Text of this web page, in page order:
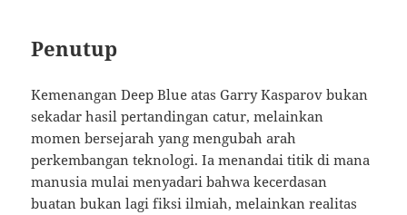
Penutup
Kemenangan Deep Blue atas Garry Kasparov bukan
sekadar hasil pertandingan catur, melainkan
momen bersejarah yang mengubah arah
perkembangan teknologi. Ia menandai titik di mana
manusia mulai menyadari bahwa kecerdasan
buatan bukan lagi fiksi ilmiah, melainkan realitas